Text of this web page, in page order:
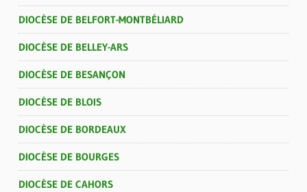
DIOCÈSE DE BELFORT-MONTBÉLIARD
DIOCÈSE DE BELLEY-ARS
DIOCÈSE DE BESANÇON
DIOCÈSE DE BLOIS
DIOCÈSE DE BORDEAUX
DIOCÈSE DE BOURGES
DIOCÈSE DE CAHORS